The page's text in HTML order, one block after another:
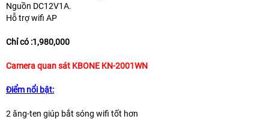
Nguồn DC12V1A.
Hỗ trợ wifi AP
Chỉ có :1,980,000
Camera quan sát KBONE KN-2001WN
Điểm nổi bật:
2 ăng-ten giúp bắt sóng wifi tốt hơn